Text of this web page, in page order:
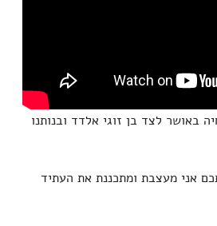
באושר לצד בן זוגי אלדד ובנותנו
אני מעצבת ומתכננת את העתיד